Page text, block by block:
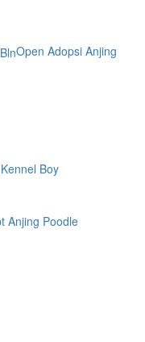
Open Adopsi Anjing
Boy
Anjing Poodle